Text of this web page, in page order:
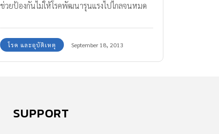
ช่วยป้องกันไม่ให้โรคพัฒนารุนแรงไปไกลจนหมด
โรค และอุบัติเหตุ September 18, 2013
SUPPORT